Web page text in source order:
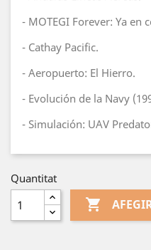
- MOTEGI Forever: Ya en
- Cathay Pacific.
- Aeropuerto: El Hierro.
- Evolución de la Navy
- Simulación: UAV
Quantitat
